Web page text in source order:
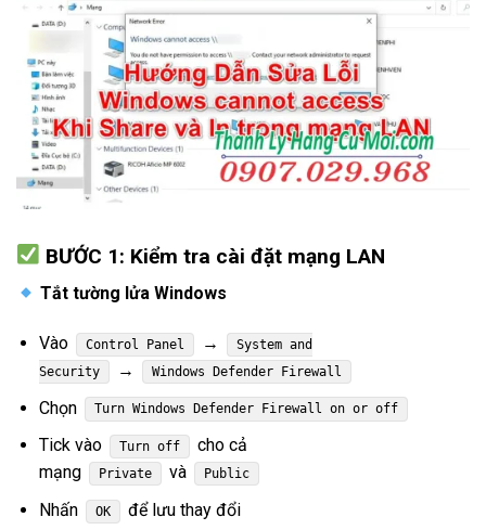
BƯỚC 1: Kiểm tra cài đặt mạng LAN
Tắt tường lửa Windows
Vào Control Panel →
System and
Security
→ Windows Defender Firewall
Chọn Turn Windows Defender Firewall on or off
Tick vào Turn off
cho cả
mạng
Private và Public
Nhấn OK để lưu thay đổi